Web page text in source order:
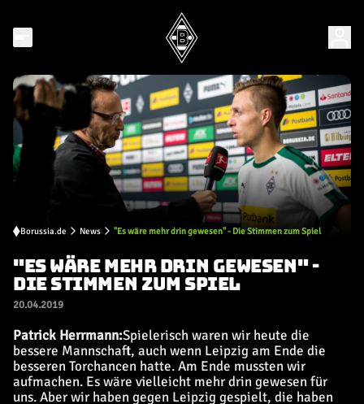
Borussia.de News "Es wäre mehr drin gewesen" - Die Stimmen zum Spiel
"ES WÄRE MEHR DRIN GEWESEN" -
DIE STIMMEN ZUM SPIEL
20.04.2019
Patrick Herrmann:Spielerisch waren wir heute die
bessere Mannschaft, auch wenn Leipzig am Ende die
besseren Torchancen hatte. Am Ende mussten wir
aufmachen. Es wäre vielleicht mehr drin gewesen für
uns. Aber wir haben gegen Leipzig gespielt, die haben